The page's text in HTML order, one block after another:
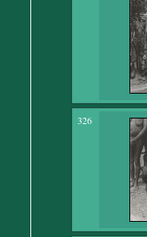
326